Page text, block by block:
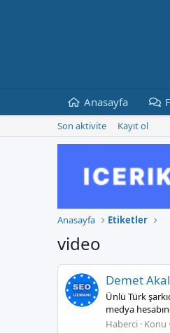
Anasayfa
Son aktivite Kayıt ol
Anasayfa Etiketler
video
Demet
Ünlü Türk
medya
Haberci Konu